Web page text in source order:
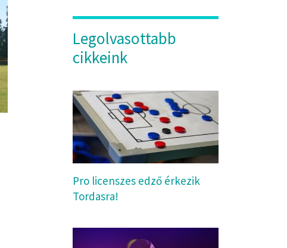
Legolvasottabb
cikkeink
Pro licenszes edző érkezik
Tordasra!